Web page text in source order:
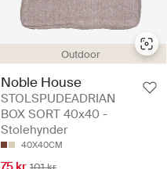
Outdoor
Noble House
STOLSPUDEADRIAN
BOX SORT 40x40 -
Stolehynder
40X40CM